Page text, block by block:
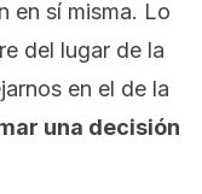
en sí misma. Lo
del lugar de la
en el de la
una decisión